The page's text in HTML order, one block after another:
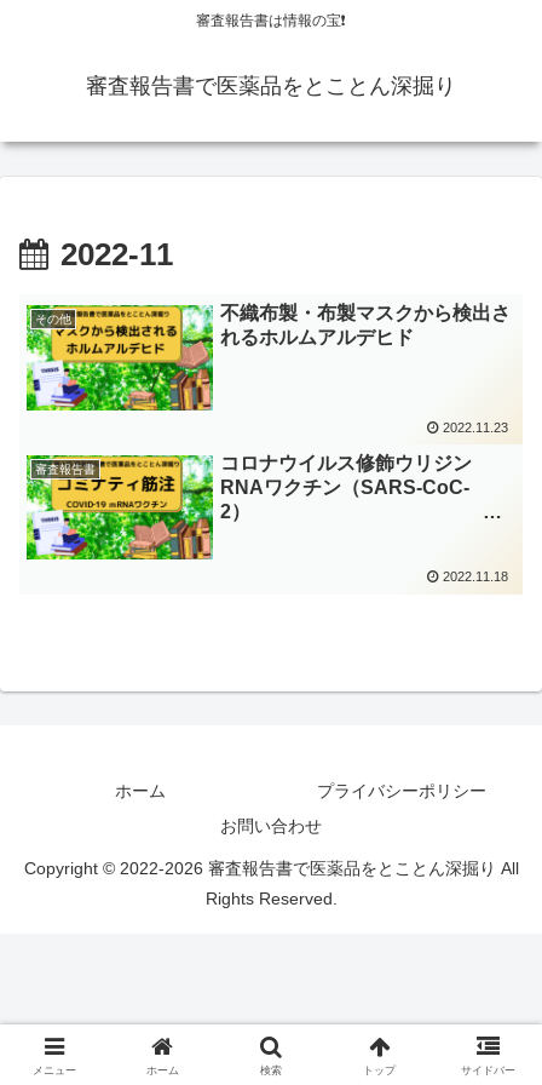
審査報告書は情報の宝❗
審査報告書で医薬品をとことん深掘り
2022-11
その他
不織布製・布製マスクから検出さ
れるホルムアルデヒド
2022.11.23
審査報告書
コロナウイルス修飾ウリジン
RNAワクチン（SARS-CoC-
2）
2022.11.18
ホーム
プライバシーポリシー
お問い合わせ
Copyright © 2022-2026 審査報告書で医薬品をとことん深掘り All
Rights Reserved.
メニュー ホーム 検索 トップ サイドバー